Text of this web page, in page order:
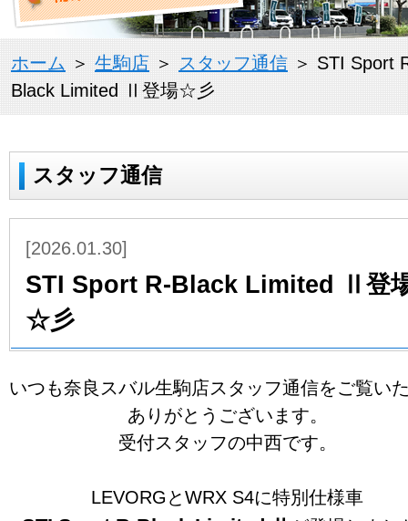
ホーム ＞ 生駒店 ＞ スタッフ通信 ＞ STI Sport
Black Limited Ⅱ登場☆彡
スタッフ通信
[2026.01.30]
STI Sport R-Black Limited Ⅱ登
☆彡
いつも奈良スバル生駒店スタッフ通信をご覧い
ありがとうございます。
受付スタッフの中西です。
LEVORGとWRX S4に特別仕様車